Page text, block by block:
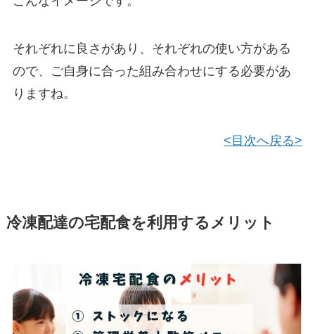
それぞれに良さがあり、それぞれの使い方がある
ので、ご自身に合った組み合わせにする必要があ
りますね。
<目次へ戻る>
冷凍配達の宅配食を利用するメリット